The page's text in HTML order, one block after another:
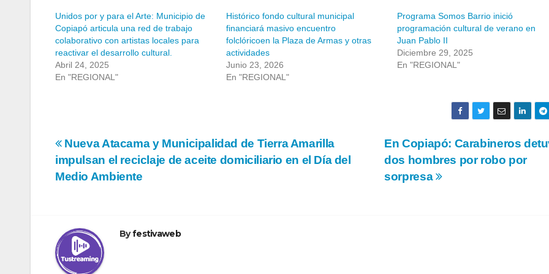
Unidos por y para el Arte: Municipio de
Copiapó articula una red de trabajo
colaborativo con artistas locales para
reactivar el desarrollo cultural.
Abril 24, 2025
En "REGIONAL"
Histórico fondo cultural municipal
financiará masivo encuentro
folclóricoen la Plaza de Armas y otras
actividades
Junio 23, 2026
En "REGIONAL"
Programa Somos Barrio inició
programación cultural de verano en
Juan Pablo II
Diciembre 29, 2025
En "REGIONAL"
Navegación
de
En Copiapó: Carabineros
dos hombres por robo por
sorpresa
Nueva Atacama y Municipalidad de Tierra Amarilla
impulsan el reciclaje de aceite domiciliario en el Día del
Medio Ambiente
Byfestivaweb